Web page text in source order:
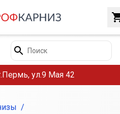
Поиск
ул.9 Мая 42